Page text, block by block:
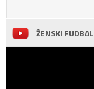
ŽENSKI FUDBAL